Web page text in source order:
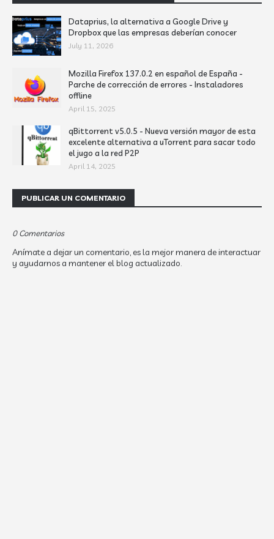
Dataprius, la alternativa a Google Drive y
Dropbox que las empresas deberían conocer
July 11, 2026
Mozilla Firefox 137.0.2 en español de España -
Parche de corrección de errores - Instaladores
offline
April 15, 2025
qBittorrent v5.0.5 - Nueva versión mayor de esta
excelente alternativa a uTorrent para sacar todo
el jugo a la red P2P
April 14, 2025
PUBLICAR UN COMENTARIO
0 Comentarios
Anímate a dejar un comentario, es la mejor manera de interactuar
y ayudarnos a mantener el blog actualizado.